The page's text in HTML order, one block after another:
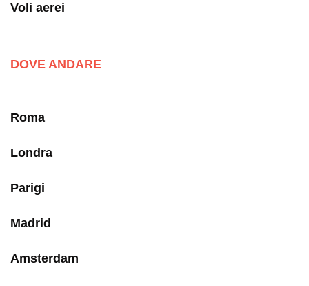
Voli aerei
DOVE ANDARE
Roma
Londra
Parigi
Madrid
Amsterdam